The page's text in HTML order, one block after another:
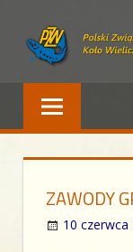
content
Polski Związek
ZAWODY
10 czerwca